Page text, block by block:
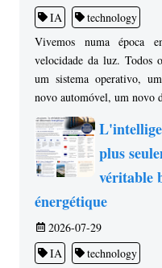
IA
technology
Vivemos numa época
velocidade da luz. Todos
um sistema operativo,
novo automóvel, um novo
plus
véritable
énergétique
2026-07-29
IA
technology